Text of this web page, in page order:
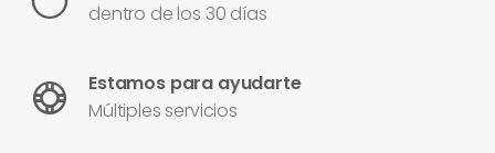
dentro de los 30 días
Estamos para ayudarte
Múltiples servicios